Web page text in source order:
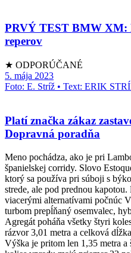
PRVÝ TEST BMW XM:
reperov
★ ODPORÚČANÉ
5. mája 2023
Foto: E. Stríž • Text: ERIK
Platí značka zákaz
Dopravná poradňa
Meno pochádza, ako je pri
španielskej corridy. Slovo
ktorý sa používa pri súboji s
strede, ale pod prednou
viacerými alternatívami počnúc
turbom prepĺňaný osemvalec,
Agregát poháňa všetky štyri
rázvor 3,01 metra a celková
Výška je pritom len 1,35 metra